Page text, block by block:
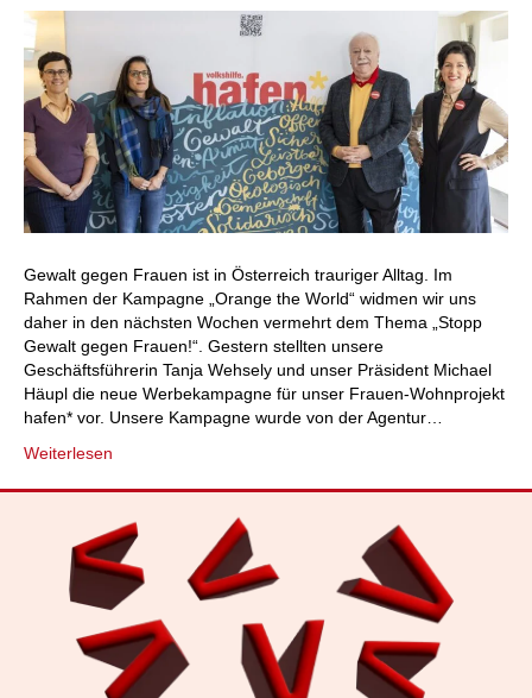
Gewalt gegen Frauen ist in Österreich trauriger Alltag. Im
Rahmen der Kampagne „Orange the World“ widmen wir uns
daher in den nächsten Wochen vermehrt dem Thema „Stopp
Gewalt gegen Frauen!“. Gestern stellten unsere
Geschäftsführerin Tanja Wehsely und unser Präsident Michael
Häupl die neue Werbekampagne für unser Frauen-Wohnprojekt
hafen* vor. Unsere Kampagne wurde von der Agentur…
Weiterlesen